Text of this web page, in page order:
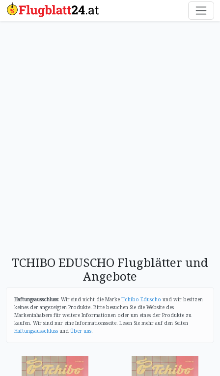
TCHIBO EDUSCHO Flugblätter und
Angebote
Haftungsausschluss: Wir sind nicht die Marke Tchibo Eduscho und wir besitzen
keines der angezeigten Produkte. Bitte besuchen Sie die Website des
Markeninhabers für weitere Informationen oder um eines der Produkte zu
kaufen. Wir sind nur eine Informationsseite. Lesen Sie mehr auf den Seiten
Haftungsausschluss und Über uns.